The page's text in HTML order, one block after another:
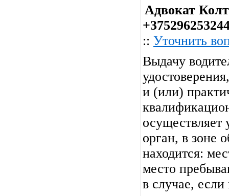
Адвокат
:: Уточнить
Выдачу
и (или)
орган, в зоне
находится:
место
в случае, если